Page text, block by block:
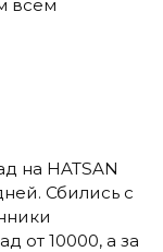
всем
на HATSAN
Сбились с
от 10000, а за